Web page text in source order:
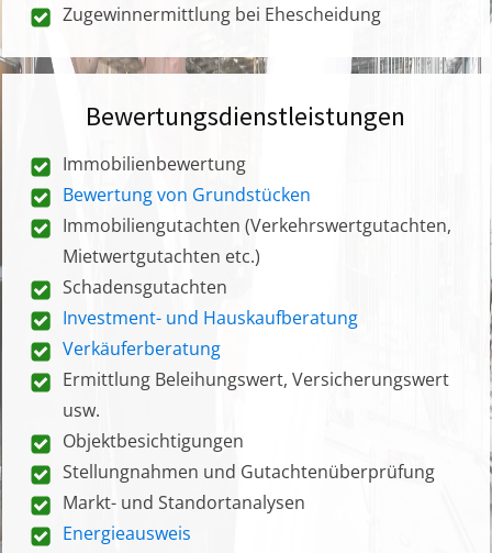
Zugewinnermittlung bei Ehescheidung
Bewertungsdienstleistungen
Immobilienbewertung
Bewertung von Grundstücken
Immobiliengutachten (Verkehrswertgutachten,
Mietwertgutachten etc.)
Schadensgutachten
Investment- und Hauskaufberatung
Verkäuferberatung
Ermittlung Beleihungswert, Versicherungswert
usw.
Objektbesichtigungen
Stellungnahmen und Gutachtenüberprüfung
Markt- und Standortanalysen
Energieausweis